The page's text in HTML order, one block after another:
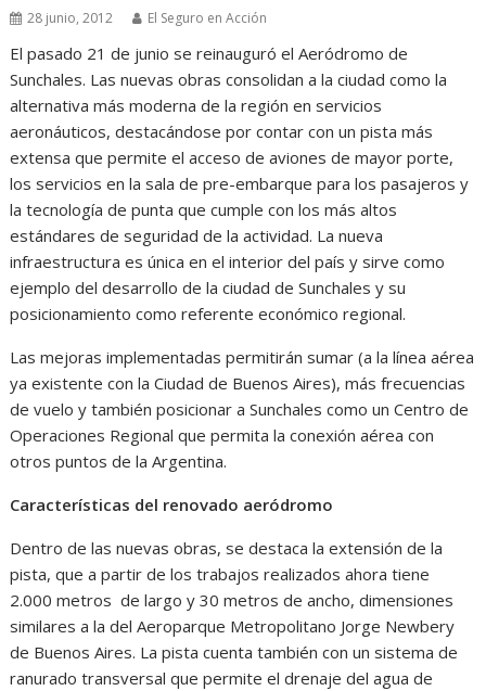
28 junio, 2012 El Seguro en Acción
El pasado 21 de junio se reinauguró el Aeródromo de
Sunchales. Las nuevas obras consolidan a la ciudad como la
alternativa más moderna de la región en servicios
aeronáuticos, destacándose por contar con un pista más
extensa que permite el acceso de aviones de mayor porte,
los servicios en la sala de pre-embarque para los pasajeros y
la tecnología de punta que cumple con los más altos
estándares de seguridad de la actividad. La nueva
infraestructura es única en el interior del país y sirve como
ejemplo del desarrollo de la ciudad de Sunchales y su
posicionamiento como referente económico regional.
Las mejoras implementadas permitirán sumar (a la línea aérea
ya existente con la Ciudad de Buenos Aires), más frecuencias
de vuelo y también posicionar a Sunchales como un Centro de
Operaciones Regional que permita la conexión aérea con
otros puntos de la Argentina.
Características del renovado aeródromo
Dentro de las nuevas obras, se destaca la extensión de la
pista, que a partir de los trabajos realizados ahora tiene
2.000 metros de largo y 30 metros de ancho, dimensiones
similares a la del Aeroparque Metropolitano Jorge Newbery
de Buenos Aires. La pista cuenta también con un sistema de
ranurado transversal que permite el drenaje del agua de